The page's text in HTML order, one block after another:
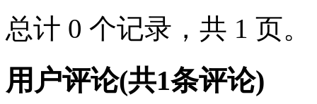
总计 0 个记录，共 1 页。
用户评论(共1条评论)